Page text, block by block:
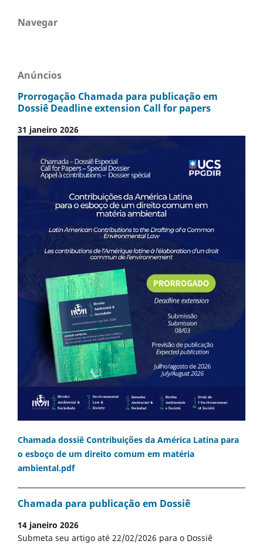
Navegar
Anúncios
Prorrogação Chamada para publicação em
Dossiê Deadline extension Call for papers
31 janeiro 2026
Chamada dossiê Contribuições da América Latina para
o esboço de um direito comum em matéria
ambiental.pdf
Chamada para publicação em Dossiê
14 janeiro 2026
Submeta seu artigo até 22/02/2026 para o Dossiê